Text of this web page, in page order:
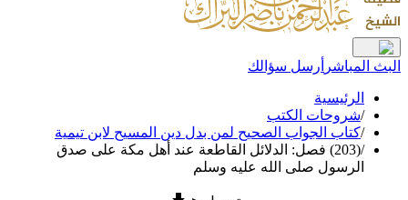
البث المباشر أرسل سؤالك
الرئيسية
/شروحات الكتب
/كتاب الجواب الصحيح لمن بدل دين المسيح لابن تيمية
/
(203) فصل: الدلائل القاطعة عند أهل مكة على صدق
الرسول صلى الله عليه وسلم